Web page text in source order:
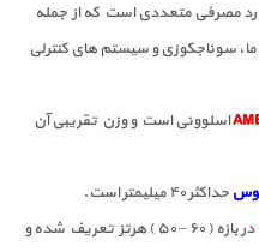
مصرفی متعددی است که از جمله
سوناجکوزی و سیستم های کنترلی
اسلوونی است و وزن تقریبی آن
حداکثر ۴۰ میلیمتر است.
در بازه ( ۶۰ – ۵۰ ) هرتز تعریف شده و